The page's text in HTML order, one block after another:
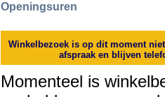
Openingsuren
Winkelbezoek is op dit moment
afspraak en blijven
Momenteel is